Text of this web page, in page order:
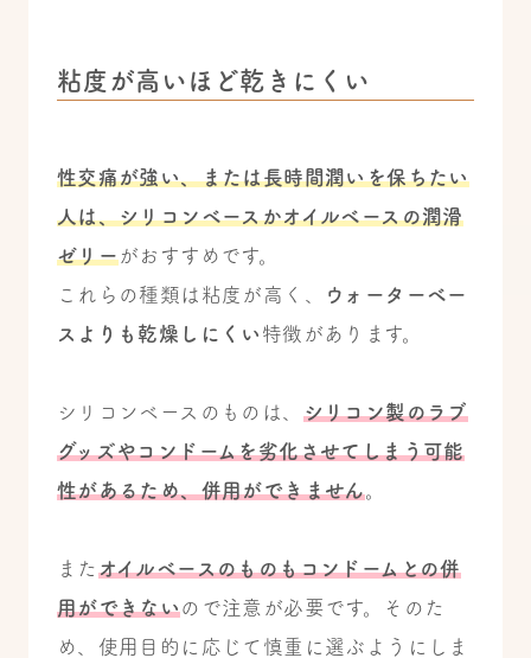
粘度が高いほど乾きにくい
性交痛が強い、または長時間潤いを保ちたい
人は、シリコンベースかオイルベースの潤滑
ゼリーがおすすめです。
これらの種類は粘度が高く、
ウォーターベー
スよりも乾燥しにくい 特徴があります。
シリコンベースのものは、 シリコン製のラブ
グッズやコンドームを劣化させてしまう可能
性があるため、併用ができません。
またオイルベースのものもコンドームとの併
用ができないので注意が必要です。そのた
め、使用目的に応じて慎重に選ぶようにしま